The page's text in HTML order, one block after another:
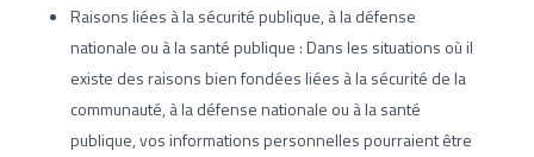
Raisons liées à la sécurité publique, à la défense
nationale ou à la santé publique : Dans les situations où il
existe des raisons bien fondées liées à la sécurité de la
communauté, à la défense nationale ou à la santé
publique, vos informations personnelles pourraient être